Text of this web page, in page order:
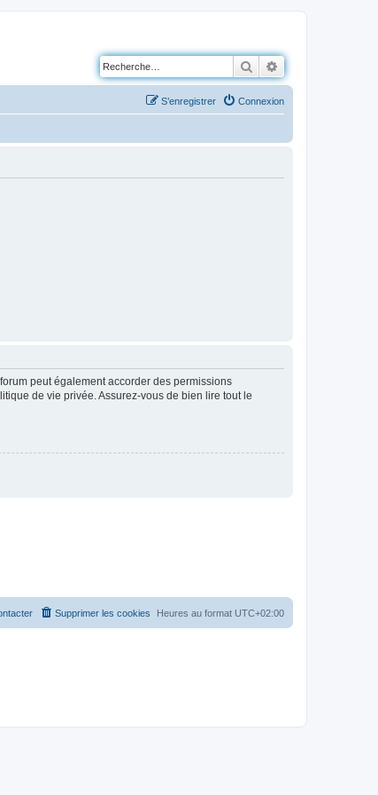
Rechercher
Connexion
S’enregistrer
peut également accorder des permissions
de vie privée. Assurez-vous de bien lire tout le
Heures au format UTC+02:00
Supprimer les cookies